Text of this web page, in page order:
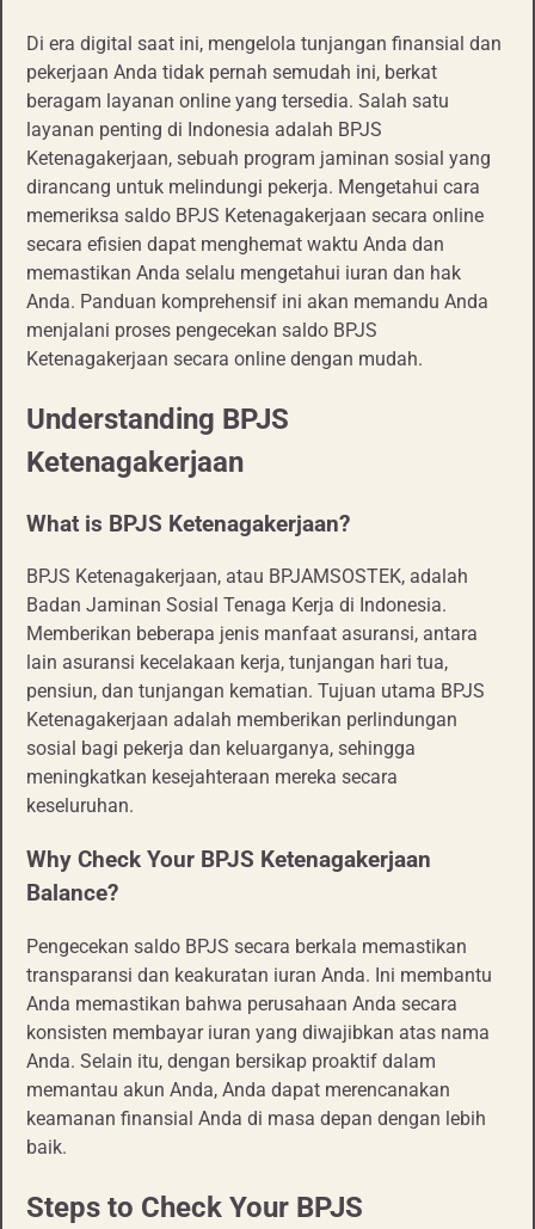
Di era digital saat ini, mengelola tunjangan finansial dan
pekerjaan Anda tidak pernah semudah ini, berkat
beragam layanan online yang tersedia. Salah satu
layanan penting di Indonesia adalah BPJS
Ketenagakerjaan, sebuah program jaminan sosial yang
dirancang untuk melindungi pekerja. Mengetahui cara
memeriksa saldo BPJS Ketenagakerjaan secara online
secara efisien dapat menghemat waktu Anda dan
memastikan Anda selalu mengetahui iuran dan hak
Anda. Panduan komprehensif ini akan memandu Anda
menjalani proses pengecekan saldo BPJS
Ketenagakerjaan secara online dengan mudah.
Understanding BPJS
Ketenagakerjaan
What is BPJS Ketenagakerjaan?
BPJS Ketenagakerjaan, atau BPJAMSOSTEK, adalah
Badan Jaminan Sosial Tenaga Kerja di Indonesia.
Memberikan beberapa jenis manfaat asuransi, antara
lain asuransi kecelakaan kerja, tunjangan hari tua,
pensiun, dan tunjangan kematian. Tujuan utama BPJS
Ketenagakerjaan adalah memberikan perlindungan
sosial bagi pekerja dan keluarganya, sehingga
meningkatkan kesejahteraan mereka secara
keseluruhan.
Why Check Your BPJS Ketenagakerjaan
Balance?
Pengecekan saldo BPJS secara berkala memastikan
transparansi dan keakuratan iuran Anda. Ini membantu
Anda memastikan bahwa perusahaan Anda secara
konsisten membayar iuran yang diwajibkan atas nama
Anda. Selain itu, dengan bersikap proaktif dalam
memantau akun Anda, Anda dapat merencanakan
keamanan finansial Anda di masa depan dengan lebih
baik.
Steps to Check Your BPJS